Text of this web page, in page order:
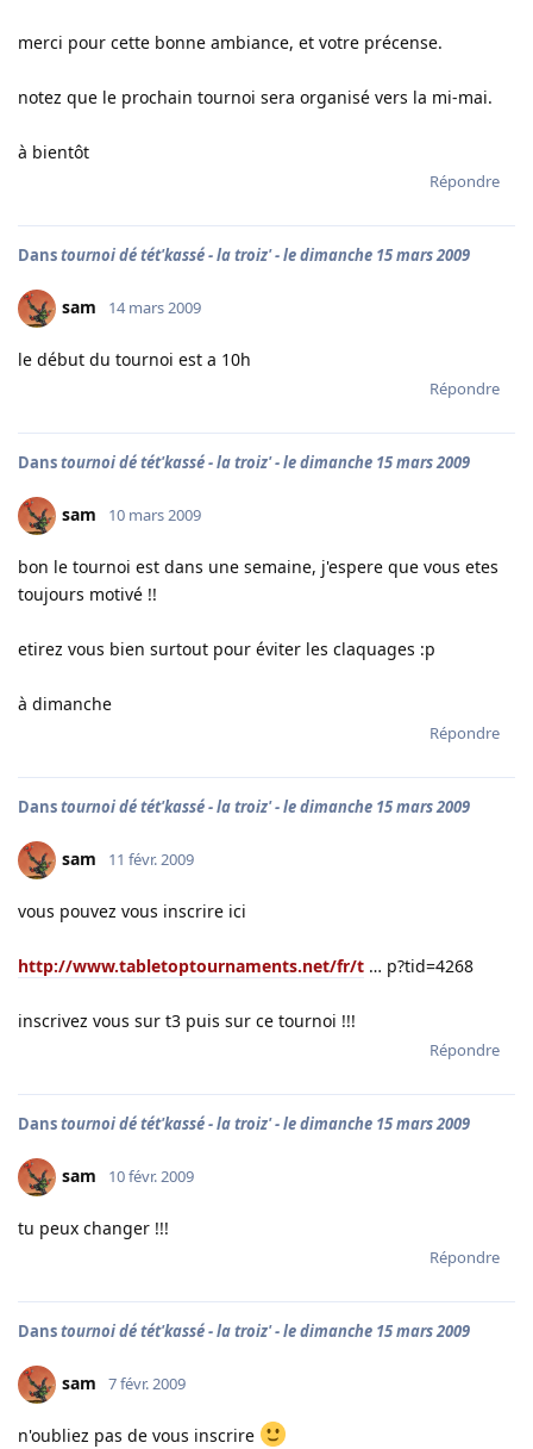
merci pour cette bonne ambiance, et votre précense.
notez que le prochain tournoi sera organisé vers la mi-mai.
à bientôt
Répondre
Danstournoi dé tét'kassé - la troiz' - le dimanche 15 mars 2009
sam 14 mars 2009
le début du tournoi est a 10h
Répondre
Danstournoi dé tét'kassé - la troiz' - le dimanche 15 mars 2009
sam 10 mars 2009
bon le tournoi est dans une semaine, j'espere que vous etes
toujours motivé !!
etirez vous bien surtout pour éviter les claquages :p
à dimanche
Répondre
Danstournoi dé tét'kassé - la troiz' - le dimanche 15 mars 2009
sam 11 févr. 2009
vous pouvez vous inscrire ici
http://www.tabletoptournaments.net/fr/t … p?tid=4268
inscrivez vous sur t3 puis sur ce tournoi !!!
Répondre
Danstournoi dé tét'kassé - la troiz' - le dimanche 15 mars 2009
sam 10 févr. 2009
tu peux changer !!!
Répondre
Danstournoi dé tét'kassé - la troiz' - le dimanche 15 mars 2009
sam 7 févr. 2009
n'oubliez pas de vous inscrire